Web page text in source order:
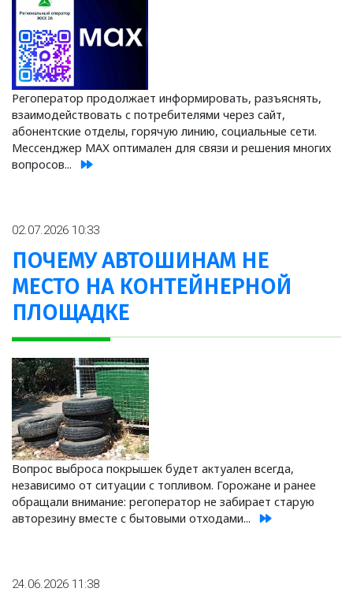
Регоператор продолжает информировать, разъяснять,
взаимодействовать с потребителями через сайт,
абонентские отделы, горячую линию, социальные сети.
Мессенджер МАХ оптимален для связи и решения многих
вопросов...
02.07.2026 10:33
ПОЧЕМУ АВТОШИНАМ НЕ
МЕСТО НА КОНТЕЙНЕРНОЙ
ПЛОЩАДКЕ
Вопрос выброса покрышек будет актуален всегда,
независимо от ситуации с топливом. Горожане и ранее
обращали внимание: регоператор не забирает старую
авторезину вместе с бытовыми отходами...
24.06.2026 11:38